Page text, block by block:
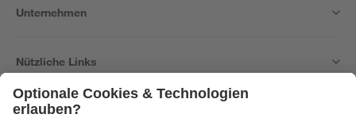
Unternehmen
Nützliche Links